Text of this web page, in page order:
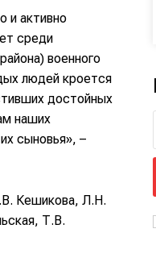
и активно
среди
военного
людей кроется
достойных
наших
сыновья», –
Кешикова, Л.Н.
Т.В.